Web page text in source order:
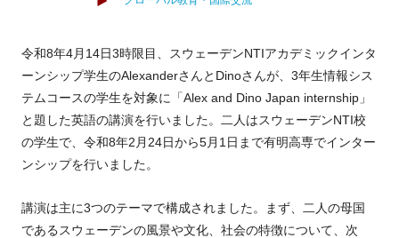
令和8年4月14日3時限目、スウェーデンNTIアカデミックインタ
ーンシップ学生のAlexanderさんとDinoさんが、3年生情報シス
テムコースの学生を対象に「Alex and Dino Japan internship」
と題した英語の講演を行いました。二人はスウェーデンNTI校
の学生で、令和8年2月24日から5月1日まで有明高専でインター
ンシップを行いました。
講演は主に3つのテーマで構成されました。まず、二人の母国
であるスウェーデンの風景や文化、社会の特徴について、次